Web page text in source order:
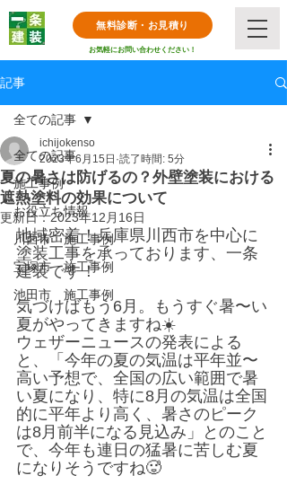
無料診断・お見積り
お気軽にお問い合わせください！
記事
全ての記事
施工事例
お役立ち情報
川西市 施工事例
宝塚市 施工事例
池田市 施工事例
全ての記事
夏の暑さは防げるの？外壁塗装における
遮熱塗料の効果について
ichijokenso
2023年6月15日 読了時間: 5分
更新日：2023年12月16日
地域密着！兵庫県川西市を中心に
塗装工事を承っております、一条
建装です！
気づけばもう6月。もうすぐ暑〜い
夏がやってきますね☀️
ウェザーニュースの発表による
と、「今年の夏の気温は平年並〜
高い予想で、全国の広い範囲で暑
い夏になり、特に8月の気温は全国
的に平年より高く、暑さのピーク
は8月前半になる見込み」とのこと
で、今年も連日の猛暑に苦しむ夏
になりそうですね🥵